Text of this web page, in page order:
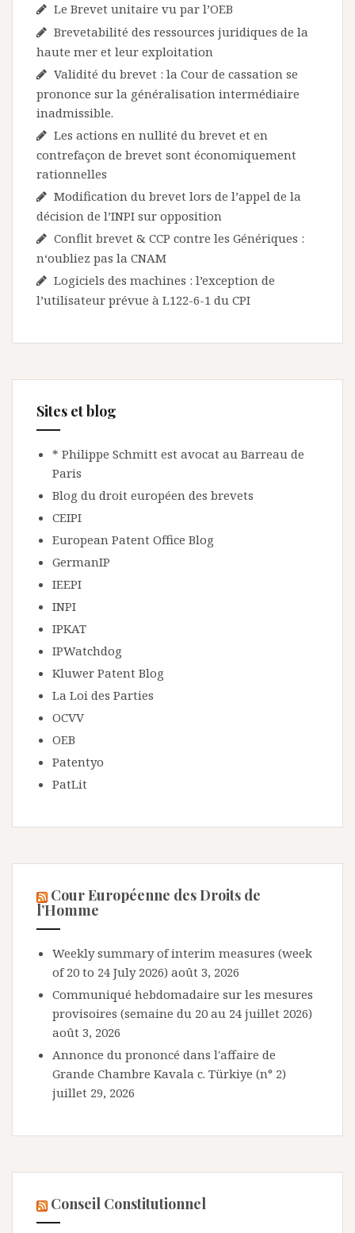
Le Brevet unitaire vu par l’OEB
Brevetabilité des ressources juridiques de la
haute mer et leur exploitation
Validité du brevet : la Cour de cassation se
prononce sur la généralisation intermédiaire
inadmissible.
Les actions en nullité du brevet et en
contrefaçon de brevet sont économiquement
rationnelles
Modification du brevet lors de l’appel de la
décision de l’INPI sur opposition
Conflit brevet & CCP contre les Génériques :
n‘oubliez pas la CNAM
Logiciels des machines : l’exception de
l’utilisateur prévue à L122-6-1 du CPI
Sites et blog
* Philippe Schmitt est avocat au Barreau de
Paris
Blog du droit européen des brevets
CEIPI
European Patent Office Blog
GermanIP
IEEPI
INPI
IPKAT
IPWatchdog
Kluwer Patent Blog
La Loi des Parties
OCVV
OEB
Patentyo
PatLit
Cour Européenne des Droits de
l’Homme
Weekly summary of interim measures (week
of 20 to 24 July 2026) août 3, 2026
Communiqué hebdomadaire sur les mesures
provisoires (semaine du 20 au 24 juillet 2026)
août 3, 2026
Annonce du prononcé dans l'affaire de
Grande Chambre Kavala c. Türkiye (n° 2)
juillet 29, 2026
Conseil Constitutionnel